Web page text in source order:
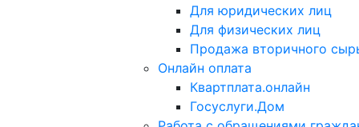
Для юридических лиц
Для физических лиц
Продажа вторичного
Онлайн оплата
Квартплата.онлайн
Госуслуги.Дом